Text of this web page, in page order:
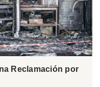
Reclamación por